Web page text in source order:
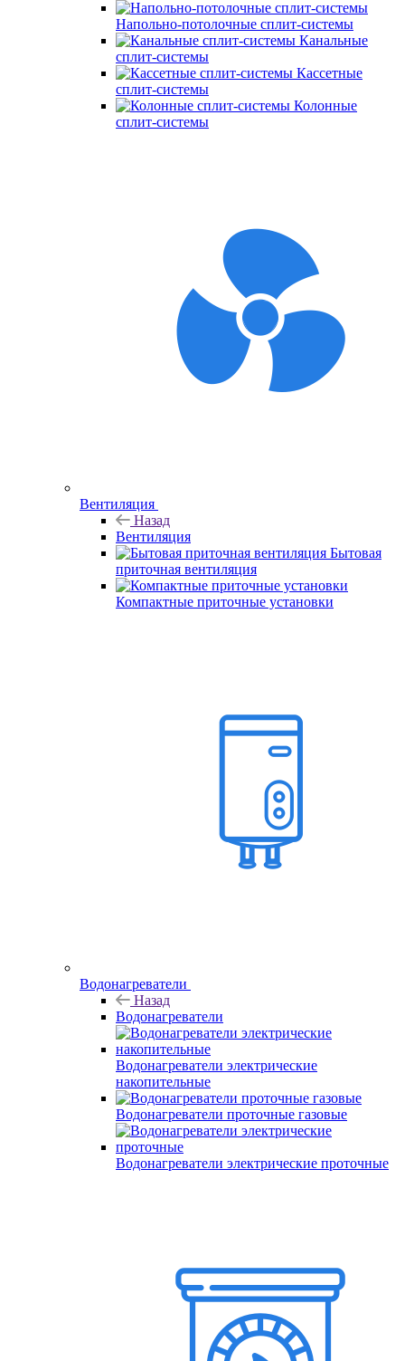
Напольно-потолочные сплит-системы
Канальные
сплит-системы
Кассетные
сплит-системы
Колонные
сплит-системы
Вентиляция
Назад
Вентиляция
Бытовая
приточная вентиляция
Компактные приточные установки
Водонагреватели
Назад
Водонагреватели
Водонагреватели электрические
накопительные
Водонагреватели проточные газовые
Водонагреватели электрические проточные